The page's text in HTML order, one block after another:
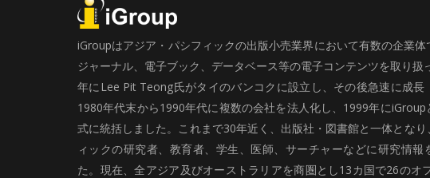
iGroupはアジア・パシフィックの出版小売業界において有数の企業
ジャーナル、電子ブック、データベース等の電子コンテンツを取り扱
年にLee Pit Teong氏がタイのバンコクに設立し、その後急速に成長
1980年代末から1990年代に複数の会社を法人化し、1999年にiGroup
式に統括しました。これまで30年近く、出版社・図書館と一体となり
ィックの研究者、教育者、学生、医師、サーチャーなどに研究情報
た。現在、全アジア及びオーストラリアを商圏とし13カ国で26のオ